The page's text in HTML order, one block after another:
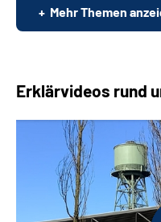
Mehr Themen
Erklärvideos rund